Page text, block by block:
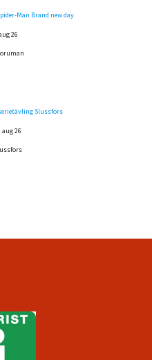
Man Brand new day
26
Slussfors
aug 26